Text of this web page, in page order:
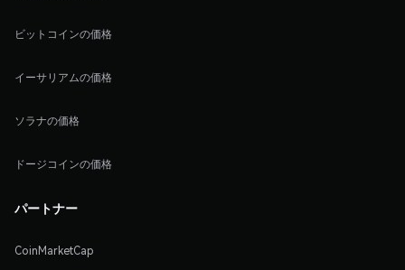
ビットコインの価格
イーサリアムの価格
ソラナの価格
ドージコインの価格
パートナー
CoinMarketCap